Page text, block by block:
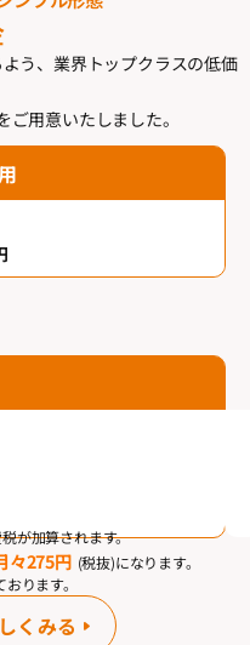
う、業界トップクラスの低価
用意いたしました。
が加算されます。
々275円 (税抜)になります。
ります。
くみる